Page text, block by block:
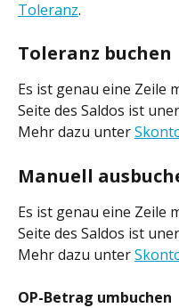
Toleranz.
Toleranz buchen
Es ist genau eine Zeile
Seite des Saldos ist
Mehr dazu unter
Manuell
Es ist genau eine Zeile
Seite des Saldos ist
Mehr dazu unter
OP-Betrag umbuchen